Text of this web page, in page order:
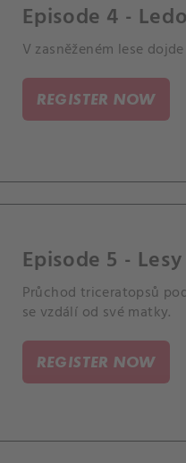
Episode 4 -
V zasněženém lese
REGISTER NOW
Episode 5 - Lesy
Průchod triceratopsů
se vzdálí od své matky.
REGISTER NOW